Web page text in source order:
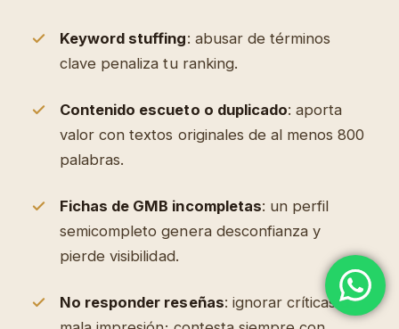
Keyword stuffing: abusar de términos
clave penaliza tu ranking.
Contenido escueto o duplicado: aporta
valor con textos originales de al menos 800
palabras.
Fichas de GMB incompletas: un perfil
semicompleto genera desconfianza y
pierde visibilidad.
No responder reseñas: ignorar críticas da